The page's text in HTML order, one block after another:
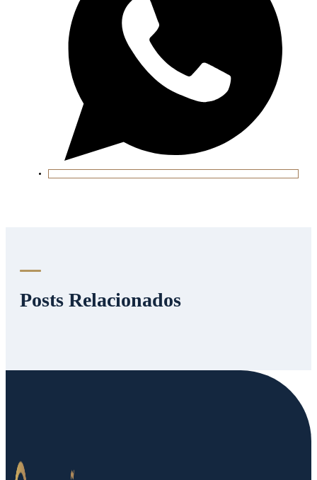
Posts Relacionados